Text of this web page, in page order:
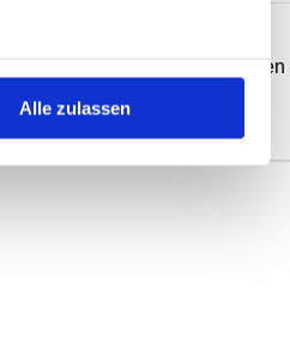
Alle zulassen
Anwendungsfälle in